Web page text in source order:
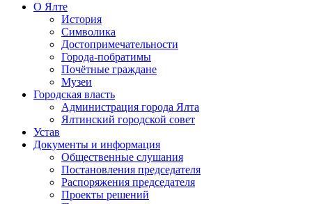
О Ялте
История
Символика
Достопримечательности
Города-побратимы
Почётные граждане
Музеи
Городская власть
Администрация города Ялта
Ялтинский городской совет
Устав
Документы и информация
Общественные слушания
Постановления председателя
Распоряжения председателя
Проекты решений